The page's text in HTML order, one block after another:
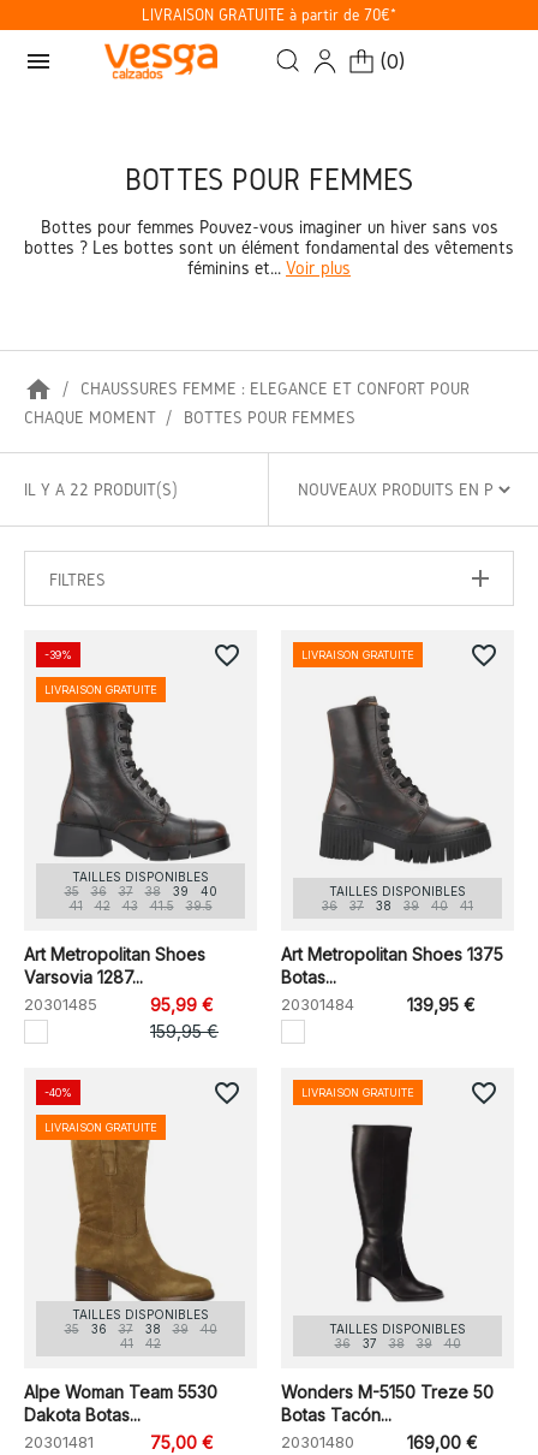
LIVRAISON GRATUITE à partir de 70€*
menu (0)
BOTTES POUR FEMMES
Bottes pour femmes Pouvez-vous imaginer un hiver sans vos
bottes ? Les bottes sont un élément fondamental des vêtements
féminins et... Voir plus
home
CHAUSSURES FEMME : ÉLÉGANCE ET CONFORT POUR
CHAQUE MOMENT
BOTTES POUR FEMMES
IL Y A 22 PRODUIT(S)
FILTRES
TAILLES DISPONIBLES
35
36 37 38 39
40
41
42 43 41.5 39.5
Art Metropolitan Shoes
Varsovia 1287...
20301485
95,99 €
159,95 €
-39%
LIVRAISON GRATUITE
favorite_border
TAILLES DISPONIBLES
36
37 38 39 40 41
Art Metropolitan Shoes 1375
Botas...
20301484 139,95 €
LIVRAISON GRATUITE favorite_border
TAILLES DISPONIBLES
35
36 37 38 39
40
41
42
Alpe Woman Team 5530
Dakota Botas...
20301481
75,00 €
-40%
LIVRAISON GRATUITE
favorite_border
TAILLES DISPONIBLES
36
37 38 39 40
Wonders M-5150 Treze 50
Botas Tacón...
20301480 169,00 €
LIVRAISON GRATUITE favorite_border